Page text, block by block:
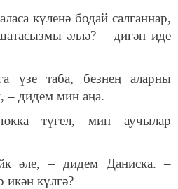
күленә бодай салганнар,
әллә? – дигән иде
үзе таба, безнең аларны
– дидем мин аңа.
түгел, мин аучылар
әле, – дидем Даниска. –
икән күлгә?